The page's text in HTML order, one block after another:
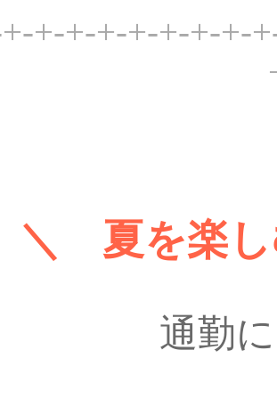
+-+-+-+-+-+-+-
＼ 夏を楽
通勤